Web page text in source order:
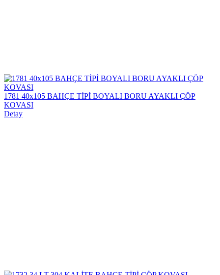
1781 40x105 BAHÇE TİPİ BOYALI BORU AYAKLI ÇÖP
KOVASI
Detay